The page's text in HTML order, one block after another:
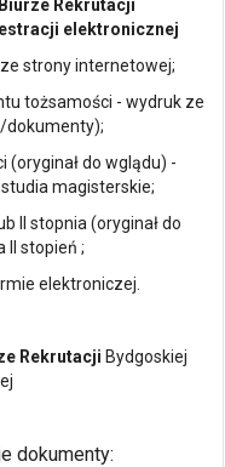
Rekrutacji
elektronicznej
strony internetowej;
tożsamości - wydruk ze
dokumenty);
(oryginał do wglądu) -
magisterskie;
II stopnia (oryginał do
II stopień ;
elektroniczej.
Rekrutacji Bydgoskiej
dokumenty: